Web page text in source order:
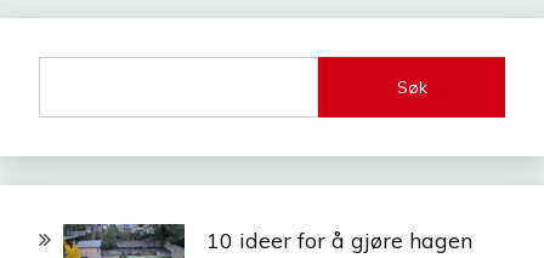
Søk
10 ideer for å gjøre hagen